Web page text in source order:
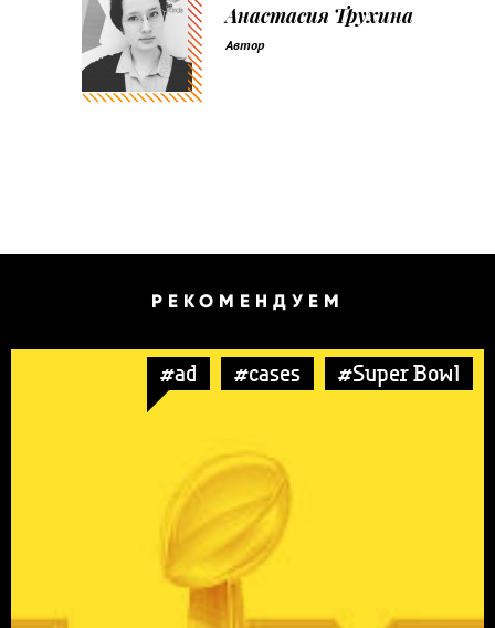
Анастасия Трухина
Автор
РЕКОМЕНДУЕМ
#ad #cases #Super Bowl